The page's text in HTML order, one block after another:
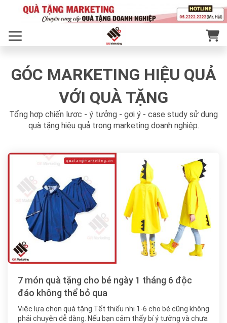
GÓC MARKETING HIỆU QUẢ
VỚI QUÀ TẶNG
Tổng hợp chiến lược - ý tưởng - gợi ý - case study sử dụng
quà tặng hiệu quả trong marketing doanh nghiệp.
7 món quà tặng cho bé ngày 1 tháng 6 độc
đáo không thể bỏ qua
Việc lựa chọn quà tặng Tết thiếu nhi 1-6 cho bé cũng không
phải chuyện dễ dàng. Nếu bạn cảm thấy bí ý tưởng và chưa